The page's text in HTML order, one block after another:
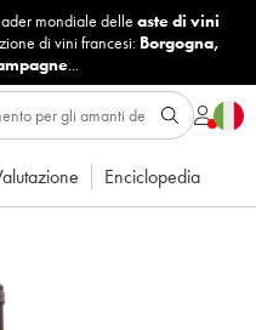
mondiale delle aste di vini
di vini francesi: Borgogna,
...
Enciclopedia